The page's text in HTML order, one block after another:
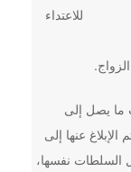
للاعتداء
ما يصل إلى
الإبلاغ عنها إلى
السلطات نفسها،